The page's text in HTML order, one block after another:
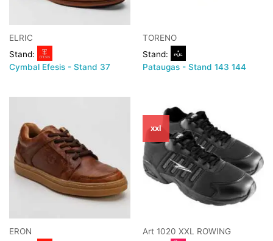
ELRIC
Stand:
Cymbal Efesis - Stand 37
TORENO
Stand:
Pataugas - Stand 143 144
ERON
xxl
Art 1020 XXL ROWING